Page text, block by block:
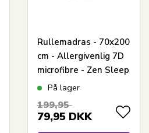
Rullemadras - 70x200
cm - Allergivenlig 7D
microfibre - Zen Sleep
madrasbeskytter
På lager
199,95
79,95 DKK